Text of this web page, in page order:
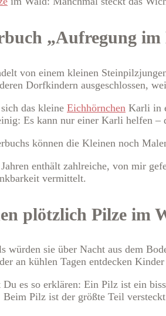
„Aufregung im
von einem kleinen
Dorfkindern ausgeschlossen,
das kleine Eichhörnchen Karli in
Es kann nur einer Karli helfen
können die Kleinen noch
enthält zahlreiche, von mir
vermittelt.
plötzlich Pilze im
würden sie über Nacht aus dem
an kühlen Tagen entdecken
es so erklären: Ein Pilz ist ein
Beim Pilz ist der größte Teil